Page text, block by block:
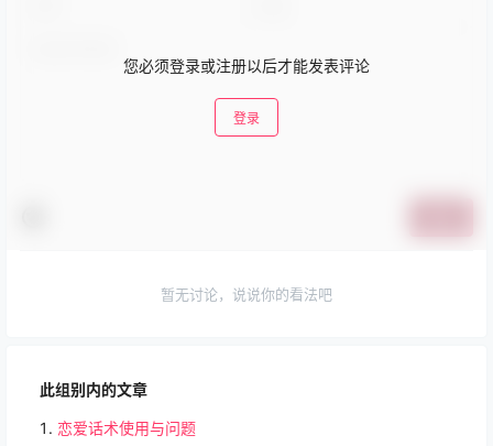
此组别内的文章
恋爱话术使用与问题
您必须登录或注册以后才能发表评论
登录
暂无讨论，说说你的看法吧